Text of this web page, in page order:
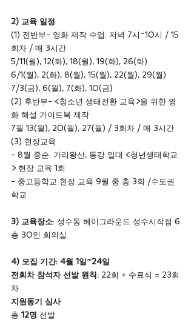
2) 교육 일정
(1) 전반부- 영화 제작 수업: 저녁 7시~10시 / 15
회차 / 매 3시간
5/11(월), 12(화), 18(월), 19(화), 26(화)
6/1(월), 2(화), 8(월), 15(월), 22(월), 29(월)
7/3(금), 6(월), 7(화), 10(금)
(2) 후반부- <청소년 생태전환 교육>을 위한 영
화 해설 가이드북 제작
7월 13(월), 20(월), 27(월) / 3회차 / 매 3시간
(3) 현장교육
- 8월 중순: 가리왕산, 동강 일대 <청년생태학교
> 현장 교육 1회
- 중고등학교 현장 교육 9월 중 총 3회 /수도권
학교
3) 교육장소: 성수동 헤이그라운드 성수시작점 6
층 30인 회의실
4) 모집 기간: 4월 1일~24일
전회차 참석자 선발 원칙: 22회 + 수료식 = 23회
차
지원동기 심사
총 12명 선발